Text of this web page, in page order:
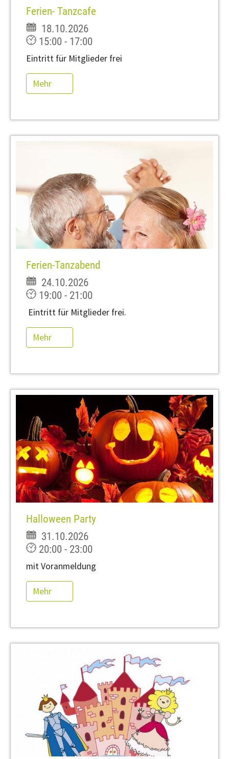
Ferien- Tanzcafe
18.10.2026
15:00 - 17:00
Eintritt für Mitglieder frei
Mehr
Ferien-Tanzabend
24.10.2026
19:00 - 21:00
Eintritt für Mitglieder frei.
Mehr
Halloween Party
31.10.2026
20:00 - 23:00
mit Voranmeldung
Mehr